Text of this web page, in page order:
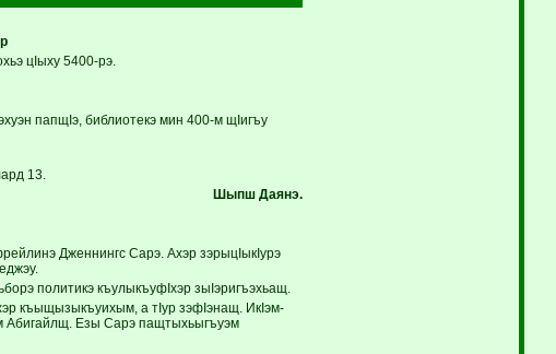
цIыху 5400-рэ.
папщIэ, библиотекэ мин 400-м щIигъу
13.
Шыпш Даянэ.
Дженнингс Сарэ. Ахэр зэрыцIыкIурэ
политикэ къулыкъуфIхэр зыIэригъэхьащ.
къыщызыкъуихым, а тIур зэфIэнащ. ИкIэм-
Абигайлщ. Езы Сарэ пащтыхьыгъуэм